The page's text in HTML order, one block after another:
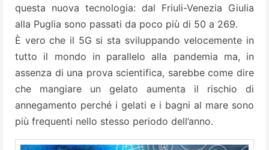
questa nuova tecnologia: dal Friuli-Venezia Giulia
alla Puglia sono passati da poco più di 50 a 269.
È vero che il 5G si sta sviluppando velocemente in
tutto il mondo in parallelo alla pandemia ma, in
assenza di una prova scientifica, sarebbe come dire
che mangiare un gelato aumenta il rischio di
annegamento perché i gelati e i bagni al mare sono
più frequenti nello stesso periodo dell’anno.